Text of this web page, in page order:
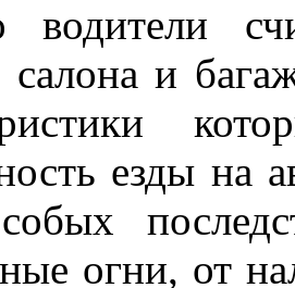
водители
салона и
езды на
огни, от